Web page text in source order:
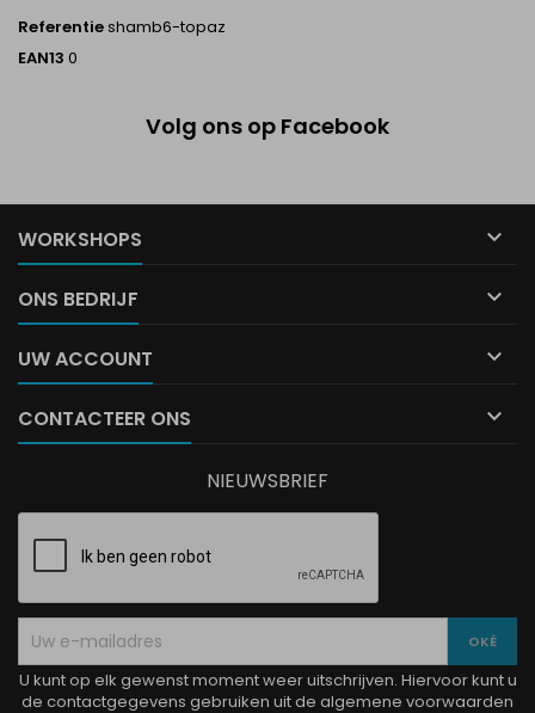
Referentieshamb6-topaz
EAN13 0
Volg ons op Facebook
WORKSHOPS 
ONS BEDRIJF 
UW ACCOUNT 
CONTACTEER ONS 
NIEUWSBRIEF
U kunt op elk gewenst moment weer uitschrijven. Hiervoor kunt u
de contactgegevens gebruiken uit de algemene voorwaarden